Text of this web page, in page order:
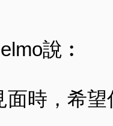
說︰
面時，希